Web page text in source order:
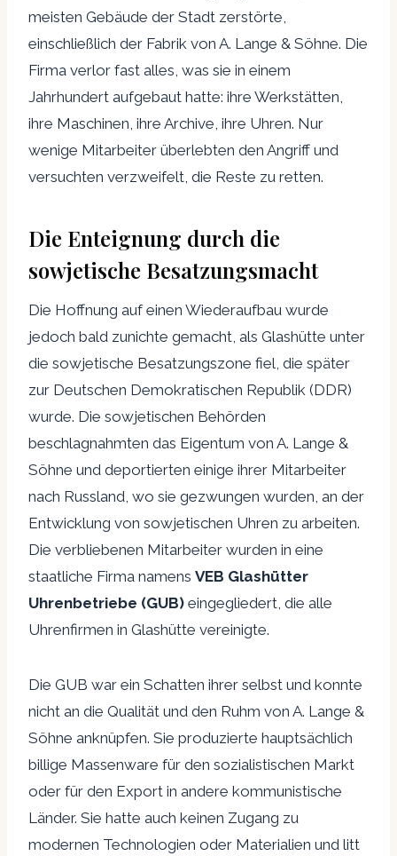
meisten Gebäude der Stadt zerstörte,
einschließlich der Fabrik von A. Lange & Söhne. Die
Firma verlor fast alles, was sie in einem
Jahrhundert aufgebaut hatte: ihre Werkstätten,
ihre Maschinen, ihre Archive, ihre Uhren. Nur
wenige Mitarbeiter überlebten den Angriff und
versuchten verzweifelt, die Reste zu retten.
Die Enteignung durch die
sowjetische Besatzungsmacht
Die Hoffnung auf einen Wiederaufbau wurde
jedoch bald zunichte gemacht, als Glashütte unter
die sowjetische Besatzungszone fiel, die später
zur Deutschen Demokratischen Republik (DDR)
wurde. Die sowjetischen Behörden
beschlagnahmten das Eigentum von A. Lange &
Söhne und deportierten einige ihrer Mitarbeiter
nach Russland, wo sie gezwungen wurden, an der
Entwicklung von sowjetischen Uhren zu arbeiten.
Die verbliebenen Mitarbeiter wurden in eine
staatliche Firma namens VEB Glashütter
Uhrenbetriebe (GUB) eingegliedert, die alle
Uhrenfirmen in Glashütte vereinigte.
Die GUB war ein Schatten ihrer selbst und konnte
nicht an die Qualität und den Ruhm von A. Lange &
Söhne anknüpfen. Sie produzierte hauptsächlich
billige Massenware für den sozialistischen Markt
oder für den Export in andere kommunistische
Länder. Sie hatte auch keinen Zugang zu
modernen Technologien oder Materialien und litt